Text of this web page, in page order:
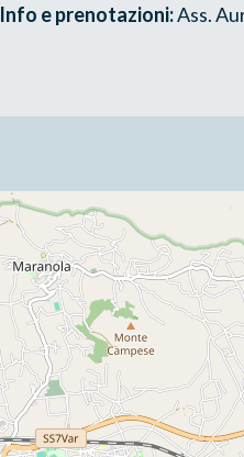
Info e prenotazioni:Ass.